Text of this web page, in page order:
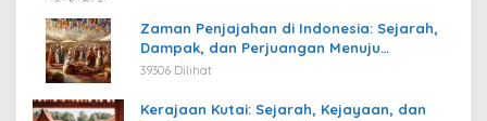
Zaman Penjajahan di Indonesia: Sejarah,
Dampak, dan Perjuangan Menuju
Kemerdekaan
39306 Dilihat
Kerajaan Kutai: Sejarah, Kejayaan, dan